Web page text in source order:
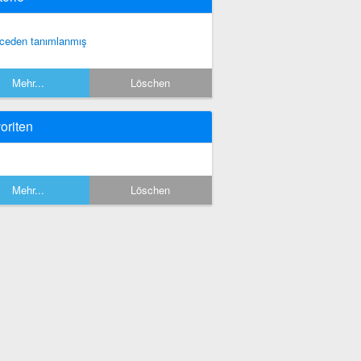
tanımlanmış
Mehr... Löschen
Mehr... Löschen